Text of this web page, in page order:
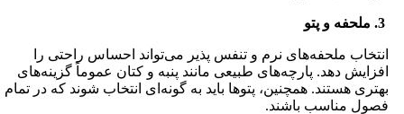
انتخاب ملحفه‌های نرم و تنفس پذیر می‌تواند احساس راحتی را
افزایش دهد. پارچه‌های طبیعی مانند پنبه و کتان عموماً گزینه‌های
بهتری هستند. همچنین، پتوها باید به گونه‌ای انتخاب شوند که در تمام
فصول مناسب باشند.